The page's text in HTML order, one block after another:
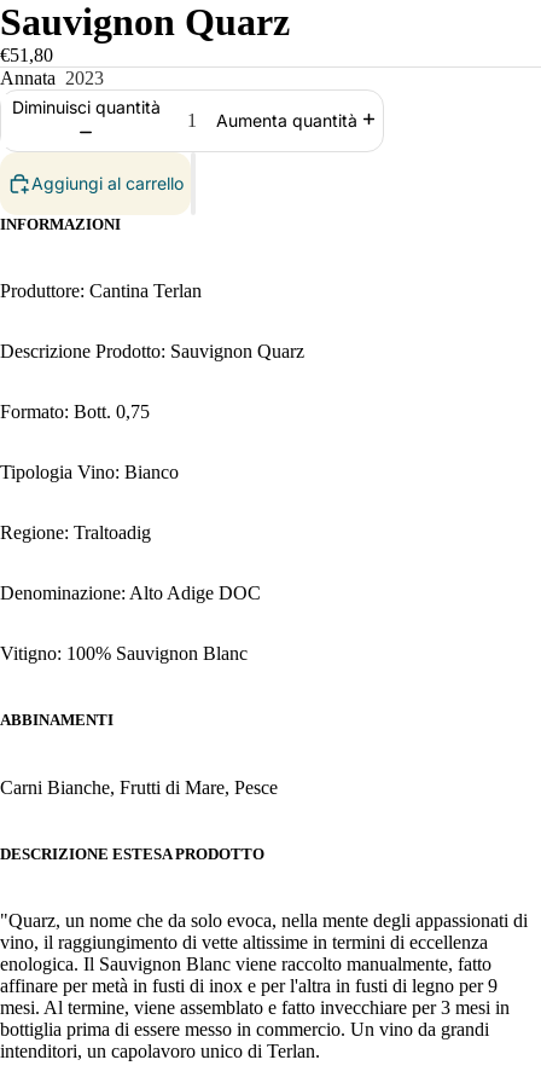
Sauvignon Quarz
€51,80
Annata 2023
Diminuisci quantità
Aumenta quantità
Aggiungi al carrello
INFORMAZIONI
Produttore: Cantina Terlan
Descrizione Prodotto: Sauvignon Quarz
Formato: Bott. 0,75
Tipologia Vino: Bianco
Regione: Traltoadig
Denominazione: Alto Adige DOC
Vitigno: 100% Sauvignon Blanc
ABBINAMENTI
Carni Bianche, Frutti di Mare, Pesce
DESCRIZIONE ESTESA PRODOTTO
"Quarz, un nome che da solo evoca, nella mente degli appassionati di
vino, il raggiungimento di vette altissime in termini di eccellenza
enologica. Il Sauvignon Blanc viene raccolto manualmente, fatto
affinare per metà in fusti di inox e per l'altra in fusti di legno per 9
mesi. Al termine, viene assemblato e fatto invecchiare per 3 mesi in
bottiglia prima di essere messo in commercio. Un vino da grandi
intenditori, un capolavoro unico di Terlan.